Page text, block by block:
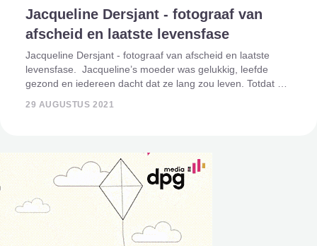
Jacqueline Dersjant - fotograaf van
afscheid en laatste levensfase
Jacqueline Dersjant - fotograaf van afscheid en laatste
levensfase. Jacqueline’s moeder was gelukkig, leefde
gezond en iedereen dacht dat ze lang zou leven. Totdat ze
een doekje pakk
29 AUGUSTUS 2021